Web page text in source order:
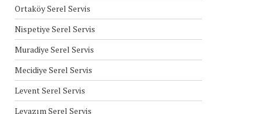
Ortaköy Serel Servis
Nispetiye Serel Servis
Muradiye Serel Servis
Mecidiye Serel Servis
Levent Serel Servis
Levazım Serel Servis